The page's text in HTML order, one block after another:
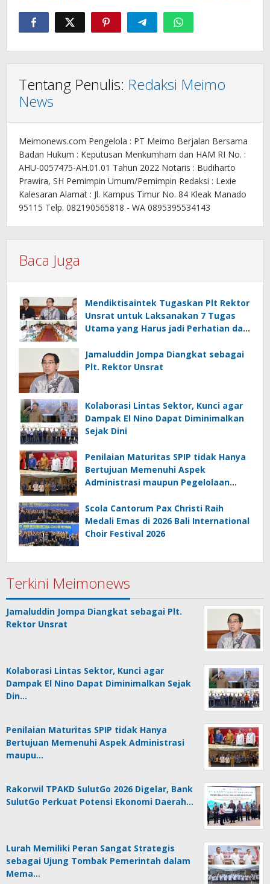
Tentang Penulis: Redaksi Meimo
News
Meimonews.com Pengelola : PT Meimo Berjalan Bersama
Badan Hukum : Keputusan Menkumham dan HAM RI No. :
AHU-0057475-AH.01.01 Tahun 2022 Notaris : Budiharto
Prawira, SH Pemimpin Umum/Pemimpin Redaksi : Lexie
Kalesaran Alamat : Jl. Kampus Timur No. 84 Kleak Manado
95115 Telp. 082190565818 - WA 0895395534143
Baca Juga
Mendiktisaintek Tugaskan Plt Rektor
Unsrat untuk Laksanakan 7 Tugas
Utama yang Harus jadi Perhatian dan
Jamaluddin Jompa Diangkat sebagai
Plt. Rektor Unsrat
Kolaborasi Lintas Sektor, Kunci agar
Dampak El Nino Dapat Diminimalkan
Sejak Dini
Penilaian Maturitas SPIP tidak Hanya
Bertujuan Memenuhi Aspek
Administrasi maupun Pegelolaan
Scola Cantorum Pax Christi Raih
Medali Emas di 2026 Bali International
Choir Festival 2026
Terkini Meimonews
Jamaluddin Jompa Diangkat sebagai Plt.
Rektor Unsrat
Kolaborasi Lintas Sektor, Kunci agar
Dampak El Nino Dapat Diminimalkan Sejak
Din…
Penilaian Maturitas SPIP tidak Hanya
Bertujuan Memenuhi Aspek Administrasi
maupu…
Rakorwil TPAKD SulutGo 2026 Digelar, Bank
SulutGo Perkuat Potensi Ekonomi Daerah…
Lurah Memiliki Peran Sangat Strategis
sebagai Ujung Tombak Pemerintah dalam
Mema…